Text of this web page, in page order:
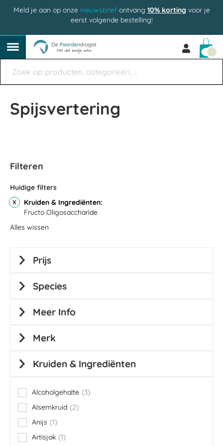
Meld je aan op onze nieuwsbriefontvang 10% korting voor je
eerst volgende bestelling!
Spijsvertering
Filteren
Huidige filters
Kruiden & Ingrediënten
Fructo Oligosaccharide
Alles wissen
Prijs
Species
Meer Info
Merk
Kruiden & Ingrediënten
Alcoholgehalte 3
items
Alsemkruid
2
items
Anijs
1
item
Artisjok 1
item